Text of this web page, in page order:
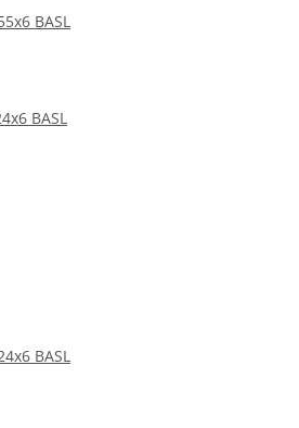
BASL
BASL